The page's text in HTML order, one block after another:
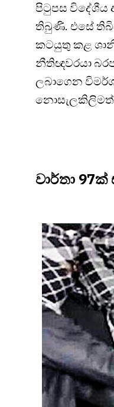
පිටුපස විදේශීය
තිබුණි. එසේ
කටයුතු කළ
නීතිඥවරයා
ලබාගෙන
වාර්තා